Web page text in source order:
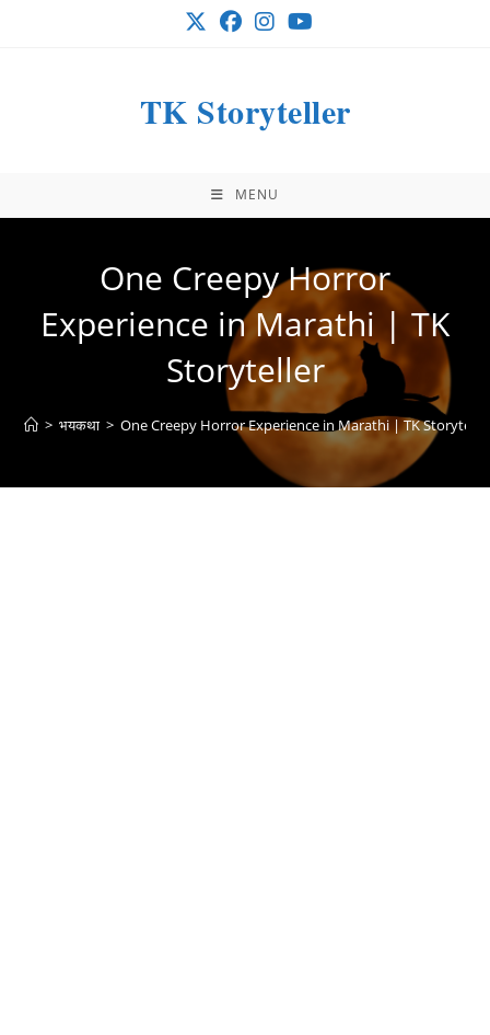
TK Storyteller
MENU
One Creepy Horror
Experience in Marathi | TK
Storyteller
> भयकथा > One Creepy Horror Experience in Marathi | TK